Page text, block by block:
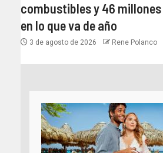
combustibles y 46
en lo que va de año
3 de agosto de 2026 Rene Polanco